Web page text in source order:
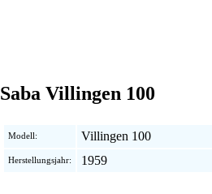
Saba Villingen 100
Modell: Villingen 100
Herstellungsjahr: 1959